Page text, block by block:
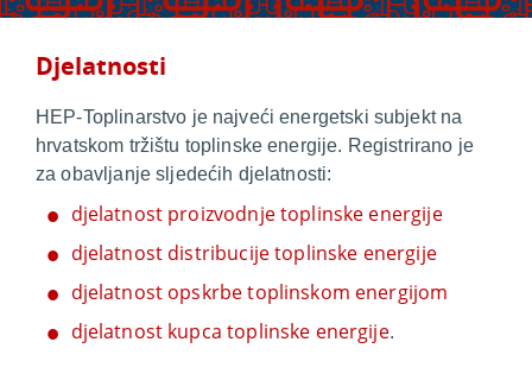
Djelatnosti
HEP-Toplinarstvo je najveći energetski subjekt na
hrvatskom tržištu toplinske energije. Registrirano je
za obavljanje sljedećih djelatnosti:
djelatnost proizvodnje toplinske energije
djelatnost distribucije toplinske energije
djelatnost opskrbe toplinskom energijom
djelatnost kupca toplinske energije.